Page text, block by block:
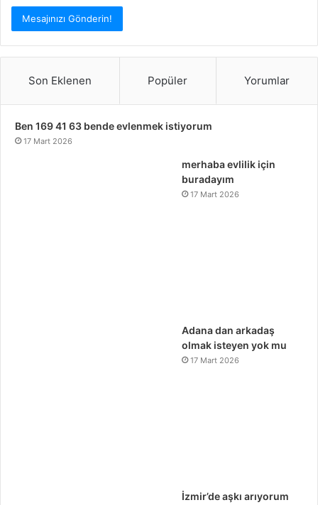
Son Eklenen Popüler Yorumlar
Ben 169 41 63 bende evlenmek istiyorum
17 Mart 2026
merhaba evlilik için
buradayım
17 Mart 2026
Adana dan arkadaş
olmak isteyen yok mu
17 Mart 2026
İzmir’de aşkı arıyorum